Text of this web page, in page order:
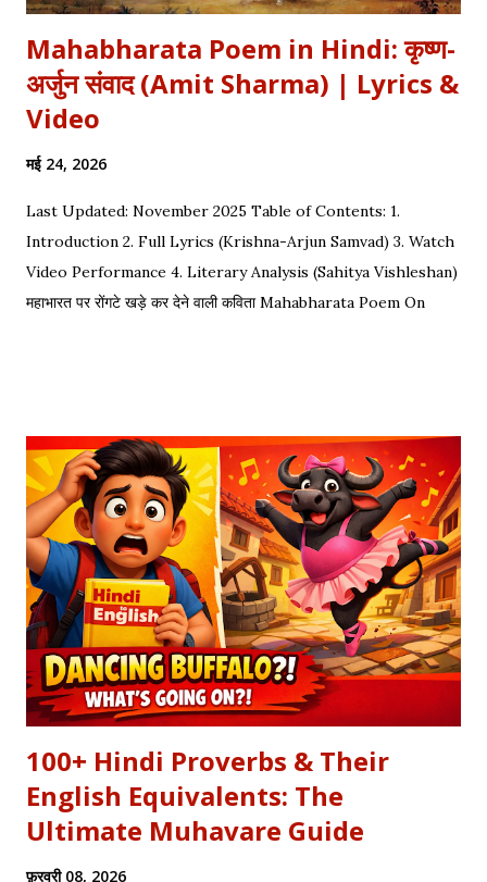
Mahabharata Poem in Hindi: कृष्ण-
अर्जुन संवाद (Amit Sharma) | Lyrics &
Video
मई 24, 2026
Last Updated: November 2025 Table of Contents: 1.
Introduction 2. Full Lyrics (Krishna-Arjun Samvad) 3. Watch
Video Performance 4. Literary Analysis (Sahitya Vishleshan)
महाभारत पर रोंगटे खड़े कर देने वाली कविता Mahabharata Poem On
Explore our Best Hindi Poetry Collection for more Veer
Ras Kavitayein. तलवार, धनुष और पैदल सैनिक कुरुक्षेत्र में खड़े हुए, रक्त
पिपासु महारथी इक दूजे सम्मुख अड़े हुए | कई लाख सेना के सम्मुख पांडव पाँच बिचारे
थे, एक तरफ थे योद्धा सब, एक तरफ समय के मारे थे | महा-समर की प्रतिक्षा में सारे
ताक रहे थे जी, और पार्थ के रथ को केशव स्वयं हाँक रहे थे जी || रणभूमि के सभी
नजारे देखन में कुछ खास लगे, माधव ने अर्जुन को देखा, अर्जुन उन्हें उदास लगे | ...
100+ Hindi Proverbs & Their
English Equivalents: The
Ultimate Muhavare Guide
फ़रवरी 08, 2026